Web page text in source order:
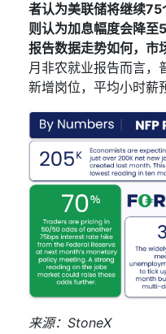
者认为美联储将继续75
则认为加息幅度会降至
报告数据走势如何，市
月非农就业报告而言，
新增岗位，平均小时薪
来源： StoneX